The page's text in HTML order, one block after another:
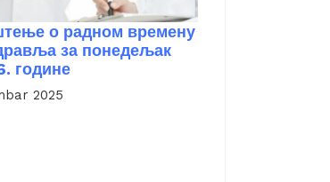
о радном времену
за понедељак
године
2025